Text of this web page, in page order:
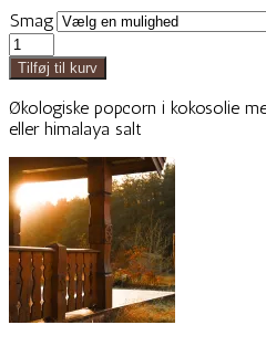
Smag
Planet
Organic
-
POPCORN
-
varianter
antal
Tilføj til kurv
Økologiske popcorn i kokosolie
eller himalaya salt